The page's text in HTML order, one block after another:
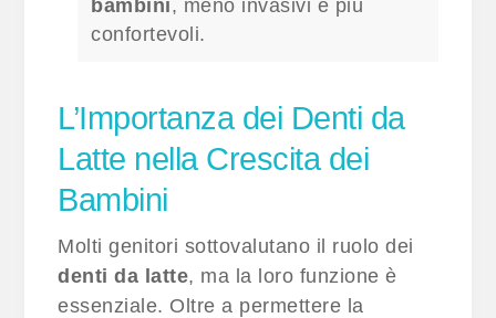
bambini, meno invasivi e più
confortevoli.
L’Importanza dei Denti da
Latte nella Crescita dei
Bambini
Molti genitori sottovalutano il ruolo dei
denti da latte, ma la loro funzione è
essenziale. Oltre a permettere la